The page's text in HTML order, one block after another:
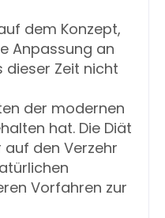
dem Konzept,
Anpassung an
dieser Zeit nicht
der modernen
hat. Die Diät
den Verzehr
Vorfahren zur